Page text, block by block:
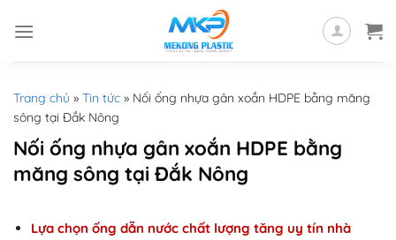
Trang chủ » Tin tức » Nối ống nhựa gân xoắn HDPE bằng măng
sông tại Đắk Nông
Nối ống nhựa gân xoắn HDPE bằng
măng sông tại Đắk Nông
Lựa chọn ống dẫn nước chất lượng tăng uy tín nhà